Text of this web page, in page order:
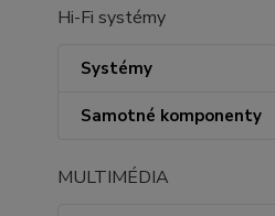
Hi-Fi systémy
Systémy
Samotné komponenty
MULTIMÉDIA